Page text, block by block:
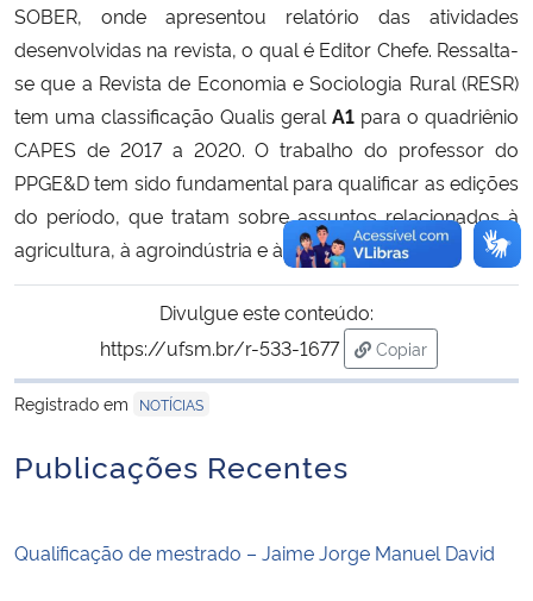
SOBER, onde apresentou relatório das atividades
desenvolvidas na revista, o qual é Editor Chefe. Ressalta-
se que a Revista de Economia e Sociologia Rural (RESR)
tem uma classificação Qualis geral A1 para o quadriênio
CAPES de 2017 a 2020. O trabalho do professor do
PPGE&D tem sido fundamental para qualificar as edições
do período, que tratam sobre assuntos relacionados à
agricultura, à agroindústria e às questões rurais.
Divulgue este conteúdo:
https://ufsm.br/r-533-1677
Copiar
para área de
Registrado em
NOTÍCIAS
Publicações Recentes
Qualificação de mestrado – Jaime Jorge Manuel David